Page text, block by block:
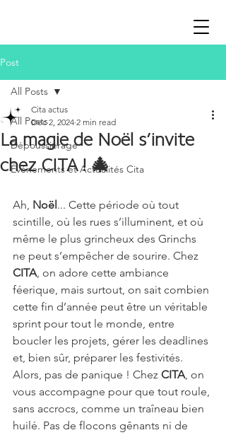
Post
All Posts
Dépoussiérage
Événements et Actualités Cita
All Posts
La magie de Noël s’invite
chez CITA ! 🎄
Cita actus
Dec 2, 2024 2 min read
Ah, Noël... Cette période où tout
scintille, où les rues s’illuminent, et où
même le plus grincheux des Grinchs
ne peut s’empêcher de sourire. Chez
CITA, on adore cette ambiance
féerique, mais surtout, on sait combien
cette fin d’année peut être un véritable
sprint pour tout le monde, entre
boucler les projets, gérer les deadlines
et, bien sûr, préparer les festivités.
Alors, pas de panique ! Chez CITA, on
vous accompagne pour que tout roule,
sans accrocs, comme un traîneau bien
huilé. Pas de flocons gênants ni de